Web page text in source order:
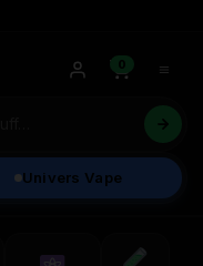
Univers Vape
0